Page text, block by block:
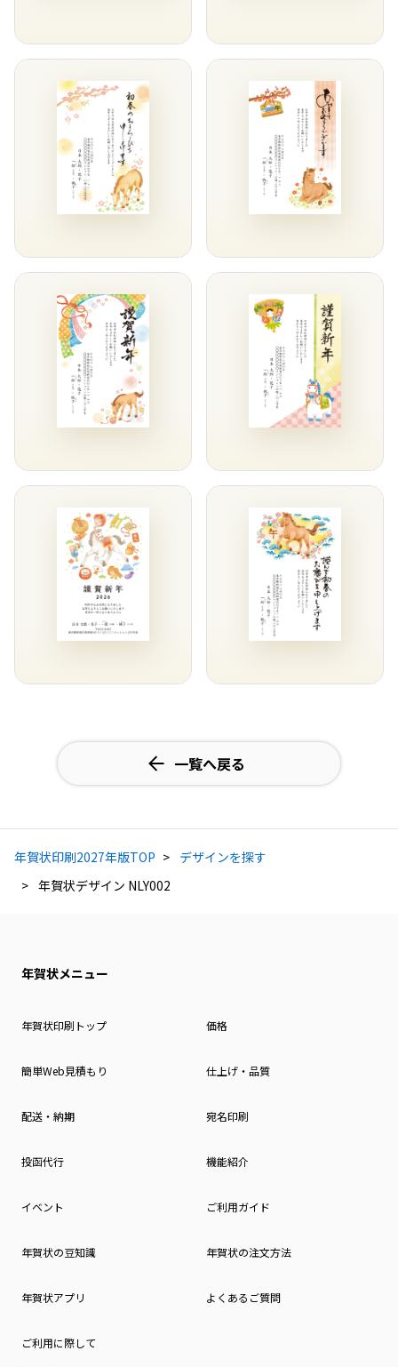
一覧へ戻る
年賀状印刷2027年版TOP
デザインを探す
年賀状デザイン NLY002
年賀状メニュー
年賀状印刷トップ 価格
簡単Web見積もり 仕上げ・品質
配送・納期 宛名印刷
投函代行 機能紹介
イベント ご利用ガイド
年賀状の豆知識 年賀状の注文方法
年賀状アプリ よくあるご質問
ご利用に際して